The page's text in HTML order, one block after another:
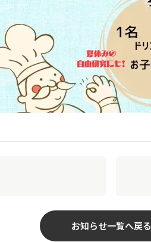
お知らせ一覧へ戻る